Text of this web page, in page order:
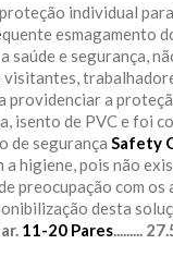
individual
esmagamento
e segurança,
a
isento de PVC e foi
de segurança Safety
higiene, pois não
preocupação com
desta
11-20 Pares .........